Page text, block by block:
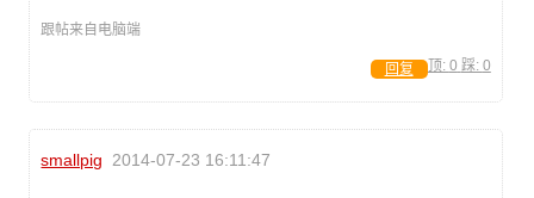
跟帖来自电脑端
顶: 0 踩: 0
回复
smallpig 2014-07-23 16:11:47